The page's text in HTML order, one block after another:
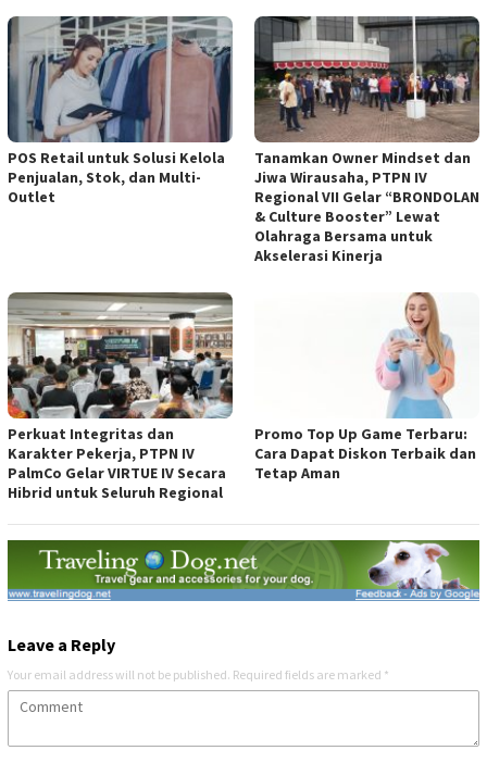
POS Retail untuk Solusi Kelola
Penjualan, Stok, dan Multi-
Outlet
Tanamkan Owner Mindset dan
Jiwa Wirausaha, PTPN IV
Regional VII Gelar “BRONDOLAN
& Culture Booster” Lewat
Olahraga Bersama untuk
Akselerasi Kinerja
Perkuat Integritas dan
Karakter Pekerja, PTPN IV
PalmCo Gelar VIRTUE IV Secara
Hibrid untuk Seluruh Regional
Promo Top Up Game Terbaru:
Cara Dapat Diskon Terbaik dan
Tetap Aman
Leave a Reply
Your email address will not be published. Required fields are marked *